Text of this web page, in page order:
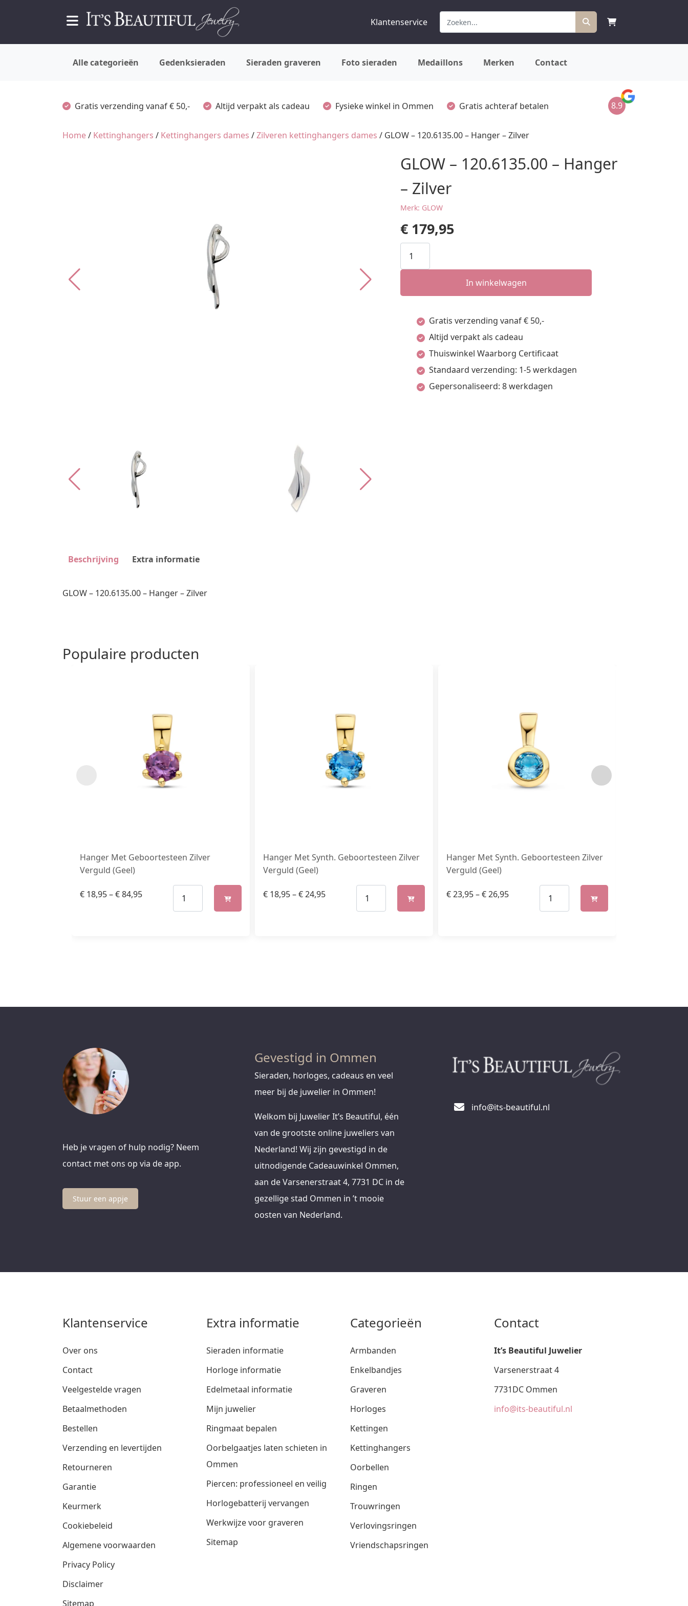
Klantenservice
Alle categorieën Gedenksieraden Sieraden graveren Foto sieraden Medaillons Merken Contact
Gratis verzending vanaf € 50,- Altijd verpakt als cadeau Fysieke winkel in Ommen Gratis achteraf betalen 8.9
Home/ Kettinghangers / Kettinghangers dames /Zilveren kettinghangers dames / GLOW – 120.6135.00 – Hanger – Zilver
GLOW – 120.6135.00 – Hanger
– Zilver
Merk: GLOW
€ 179,95
GLOW
-
-
Hanger
Zilver
aantal
In winkelwagen
Gratis verzending vanaf € 50,-
Altijd verpakt als cadeau
Thuiswinkel Waarborg Certificaat
Standaard verzending: 1-5 werkdagen
Gepersonaliseerd: 8 werkdagen
Beschrijving Extra informatie
GLOW – 120.6135.00 – Hanger – Zilver
Populaire producten
Hanger Met Geboortesteen Zilver
Verguld (Geel)
€ 18,95–€84,95
Hanger Met Synth. Geboortesteen Zilver
Verguld (Geel)
€ 18,95–€24,95
Hanger Met Synth. Geboortesteen Zilver
Verguld (Geel)
€23,95–€26,95
Heb je vragen of hulp nodig? Neem
contact met ons op via de app.
Stuur een appje
Gevestigd in Ommen
Sieraden, horloges, cadeaus en veel
meer bij de juwelier in Ommen!
Welkom bij Juwelier It’s Beautiful, één
van de grootste online juweliers van
Nederland! Wij zijn gevestigd in de
uitnodigende Cadeauwinkel Ommen,
aan de Varsenerstraat 4, 7731 DC in de
gezellige stad Ommen in ’t mooie
oosten van Nederland.
info@its-beautiful.nl
Klantenservice
Over ons
Contact
Veelgestelde vragen
Betaalmethoden
Bestellen
Verzending en levertijden
Retourneren
Garantie
Keurmerk
Cookiebeleid
Algemene voorwaarden
Privacy Policy
Disclaimer
Sitemap
Extra informatie
Sieraden informatie
Horloge informatie
Edelmetaal informatie
Mijn juwelier
Ringmaat bepalen
Oorbelgaatjes laten schieten in
Ommen
Piercen: professioneel en veilig
Horlogebatterij vervangen
Werkwijze voor graveren
Sitemap
Categorieën
Armbanden
Enkelbandjes
Graveren
Horloges
Kettingen
Kettinghangers
Oorbellen
Ringen
Trouwringen
Verlovingsringen
Vriendschapsringen
Contact
It’s Beautiful Juwelier
Varsenerstraat 4
7731DC Ommen
info@its-beautiful.nl